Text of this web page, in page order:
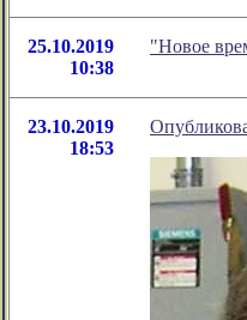
25.10.2019
10:38
"Новое
23.10.2019
18:53